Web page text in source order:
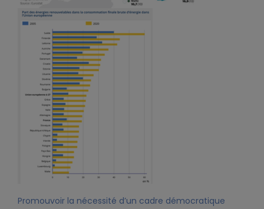
Promouvoir la nécessité d’un cadre démocratique